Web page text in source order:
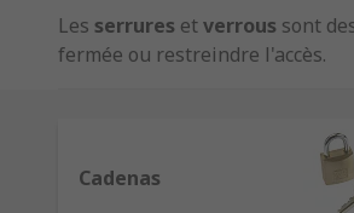
Les serrures etverrous sont
fermée ou restreindre l'accès.
de verrouillage existent dans
différents types de serrures et
Cadenas